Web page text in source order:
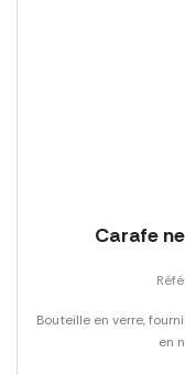
Carafe
Bouteille en verre,
en